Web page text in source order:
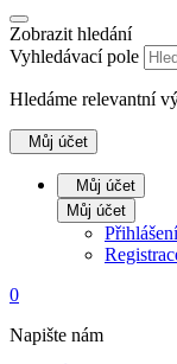
Zobrazit hledání
Vyhledávací pole
Hledáme relevantní
Můj účet
Můj účet
Můj účet
Přihlášení
0
Napište nám